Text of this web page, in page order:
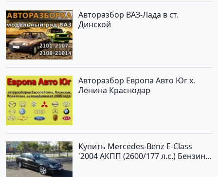
Авторазбор ВАЗ-Лада в ст.
Динской
Авторазбор Европа Авто Юг х.
Ленина Краснодар
Купить Mercedes-Benz E-Class
'2004 АКПП (2600/177 л.с.) Бензин